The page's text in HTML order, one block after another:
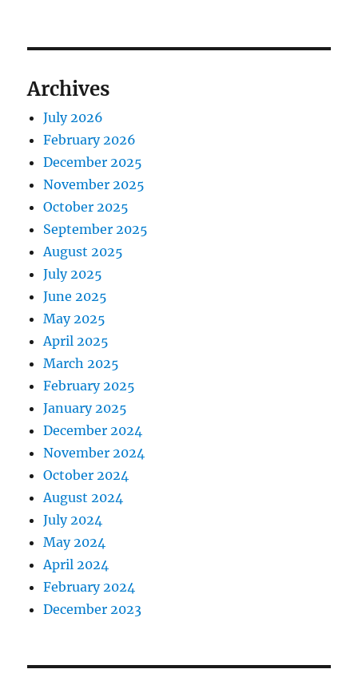
Archives
July 2026
February 2026
December 2025
November 2025
October 2025
September 2025
August 2025
July 2025
June 2025
May 2025
April 2025
March 2025
February 2025
January 2025
December 2024
November 2024
October 2024
August 2024
July 2024
May 2024
April 2024
February 2024
December 2023